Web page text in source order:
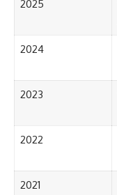
2025
2024
2023
2022
2021